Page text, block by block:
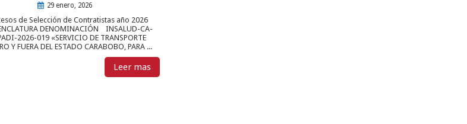
29 enero, 2026
de Selección de Contratistas año 2026
DENOMINACIÓN INSALUD-CA-
2026-019 «SERVICIO DE TRANSPORTE
Y FUERA DEL ESTADO CARABOBO, PARA ...
Leer mas